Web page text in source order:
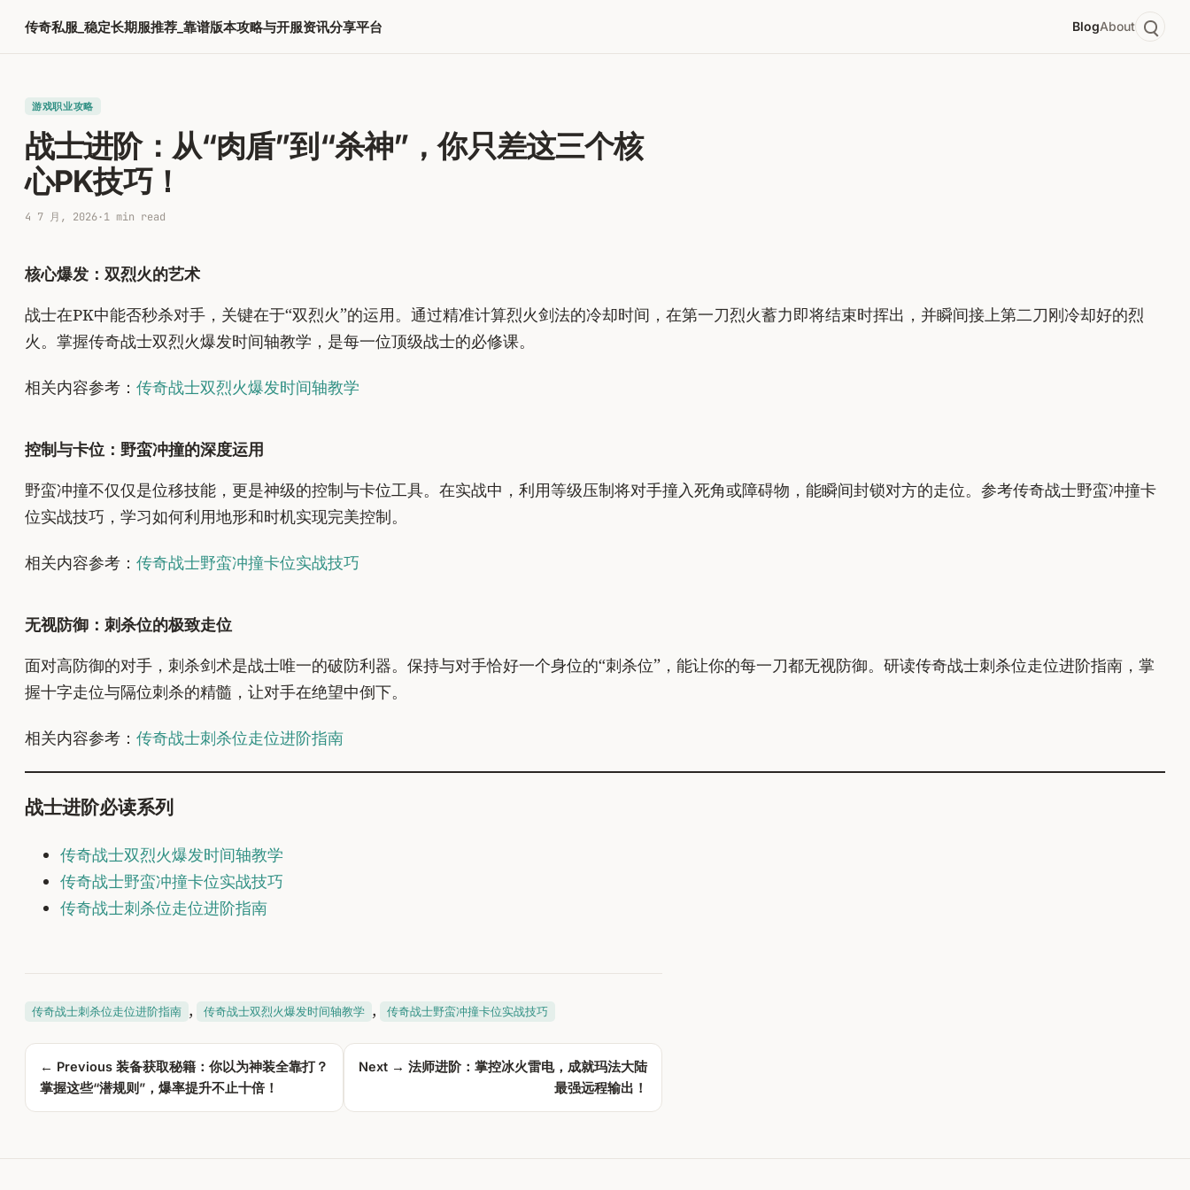
传奇私服_稳定长期服推荐_靠谱版本攻略与开服资讯分享平台 BlogAbout
游戏职业攻略
战士进阶：从“肉盾”到“杀神”，你只差这三个核
心PK技巧！
4 7 月, 2026·1 min read
核心爆发：双烈火的艺术
战士在PK中能否秒杀对手，关键在于“双烈火”的运用。通过精准计算烈火剑法的冷却时间，在第一刀烈火蓄力即将结束时挥出，并瞬间接上第二刀刚冷却好的烈
火。掌握传奇战士双烈火爆发时间轴教学，是每一位顶级战士的必修课。
相关内容参考： 传奇战士双烈火爆发时间轴教学
控制与卡位：野蛮冲撞的深度运用
野蛮冲撞不仅仅是位移技能，更是神级的控制与卡位工具。在实战中，利用等级压制将对手撞入死角或障碍物，能瞬间封锁对方的走位。参考传奇战士野蛮冲撞卡
位实战技巧，学习如何利用地形和时机实现完美控制。
相关内容参考： 传奇战士野蛮冲撞卡位实战技巧
无视防御：刺杀位的极致走位
面对高防御的对手，刺杀剑术是战士唯一的破防利器。保持与对手恰好一个身位的“刺杀位”，能让你的每一刀都无视防御。研读传奇战士刺杀位走位进阶指南，掌
握十字走位与隔位刺杀的精髓，让对手在绝望中倒下。
相关内容参考： 传奇战士刺杀位走位进阶指南
战士进阶必读系列
传奇战士双烈火爆发时间轴教学
传奇战士野蛮冲撞卡位实战技巧
传奇战士刺杀位走位进阶指南
传奇战士刺杀位走位进阶指南 , 传奇战士双烈火爆发时间轴教学 , 传奇战士野蛮冲撞卡位实战技巧
← Previous 装备获取秘籍：你以为神装全靠打？
掌握这些“潜规则”，爆率提升不止十倍！
Next → 法师进阶：掌控冰火雷电，成就玛法大陆
最强远程输出！